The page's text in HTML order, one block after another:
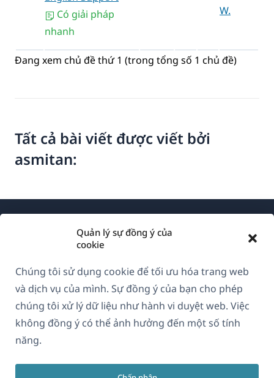
Quản lý sự đồng ý của
cookie
Chúng tôi sử dụng cookie để tối ưu hóa trang web
và dịch vụ của mình. Sự đồng ý của bạn cho phép
chúng tôi xử lý dữ liệu như hành vi duyệt web. Việc
không đồng ý có thể ảnh hưởng đến một số tính
năng.
Có giải pháp
nhanh
W.
Đang xem chủ đề thứ 1 (trong tổng số 1 chủ đề)
Tất cả bài viết được viết bởi
asmitan:
GDPR & Chính sách Bảo mật
Tham gia đội ngũ của chúng tôi(mở
trongtrongtrong